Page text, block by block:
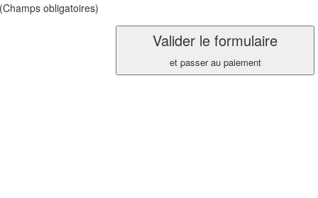
obligatoires)
Valider le formulaire
et passer au paiement